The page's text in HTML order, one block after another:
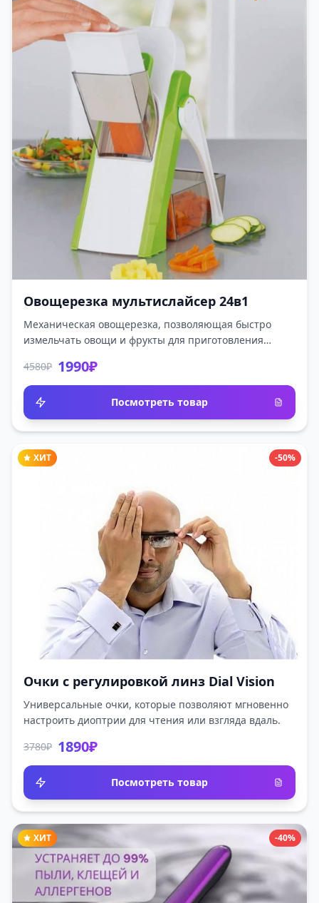
Овощерезка мультислайсер 24в1
Механическая овощерезка, позволяющая быстро
измельчать овощи и фрукты для приготовления
принципу механической мясорубки.
4580₽ 1990₽
Посмотреть товар
ХИТ -50%
Очки с регулировкой линз Dial Vision
Универсальные очки, которые позволяют мгновенно
настроить диоптрии для чтения или взгляда вдаль.
3780₽ 1890₽
Посмотреть товар
ХИТ -40%